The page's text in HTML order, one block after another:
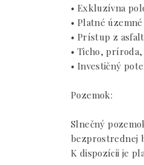
• Exkluzívna
• Platné
• Prístup z
• Ticho,
• Investičný
Pozemok:
Slnečný
bezprostrednej
K dispozícii je